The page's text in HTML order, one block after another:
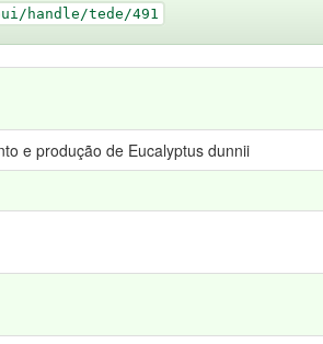
handle/tede/491
e produção de Eucalyptus dunnii